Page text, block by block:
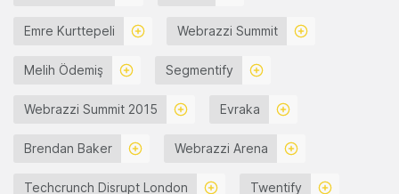
Emre Kurttepeli Webrazzi Summit
Melih Ödemiş Segmentify
Webrazzi Summit 2015 Evraka
Brendan Baker Webrazzi Arena
Techcrunch Disrupt London Twentify